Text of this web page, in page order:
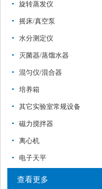
旋转蒸发仪
摇床/真空泵
水分测定仪
灭菌器/蒸馏水器
混匀仪/混合器
培养箱
其它实验室常规设备
磁力搅拌器
离心机
电子天平
查看更多